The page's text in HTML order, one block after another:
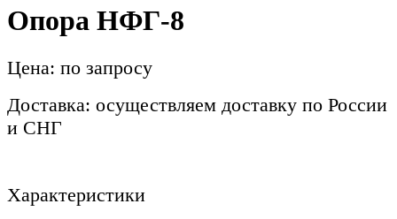
Опора НФГ-8
Цена: по запросу
Доставка: осуществляем доставку по России
и СНГ
Характеристики